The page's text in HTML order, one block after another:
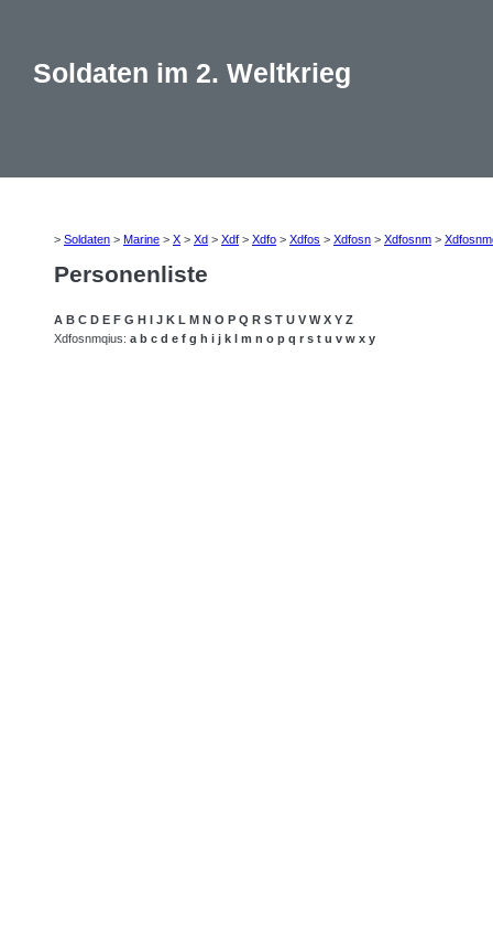
Soldaten im 2. Weltkrieg
> Soldaten > Marine > X > Xd > Xdf > Xdfo > Xdfos > Xdfosn > Xdfosnm >
Personenliste
A B C D E F G H I J K L M N O P Q R S T U V W X Y Z
Xdfosnmqius: a b c d e f g h i j k l m n o p q r s t u v w x y